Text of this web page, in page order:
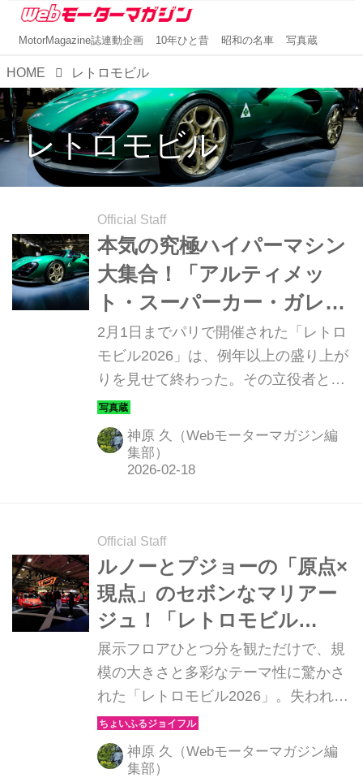
MotorMagazine誌連動企画 10年ひと昔 昭和の名車 写真蔵
HOME レトロモビル
レトロモビル
Official Staff
本気の究極ハイパーマシン
大集合！「アルティメッ
ト・スーパーカー・ガレー
ジのけた違い」【フランス
縦断ヒストリックカーイベ
ント三昧 その3】
2月1日までパリで開催された「レトロ
モビル2026」は、例年以上の盛り上が
りを見せて終わった。その立役者とな
ったのが、50周年記念イベントとして
大々的に開催された「アルティメッ
ト・スーパーカー・ガレージ」。パ
リ・エキスポ・ポルト・ド・ヴェルサ
パーカー」たちが集められた。
神原 久（Webモーターマガジン編
集部）
Official Staff
ルノーとプジョーの「原点×
現点」のセボンなマリアー
ジュ！「レトロモビル
2026」コンストラクターエ
リア編【フランス縦断ヒス
トリックカーイベント三
昧 その2】
展示フロアひとつ分を観ただけで、規
模の大きさと多彩なテーマ性に驚かさ
れた「レトロモビル2026」。失われる
べきでないヘリテージと、たゆまぬ革
新との間をつなぐかのような多彩な
「温故知新」が、そこにはあった。今
神原 久（Webモーターマガジン編
集部）